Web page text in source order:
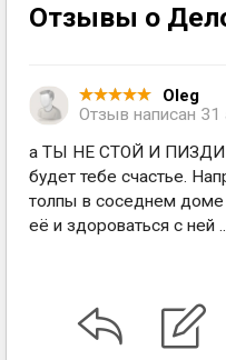
Отзывы о
Oleg
Отзыв написан 31
а ТЫ НЕ СТОЙ И
будет тебе счастье.
толпы в соседнем доме
её и здороваться с ней